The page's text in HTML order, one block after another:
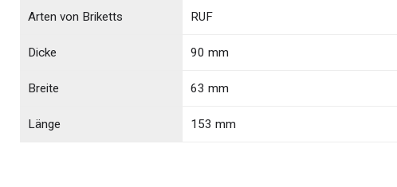
Arten von Briketts RUF
Dicke 90 mm
Breite 63 mm
Länge 153 mm